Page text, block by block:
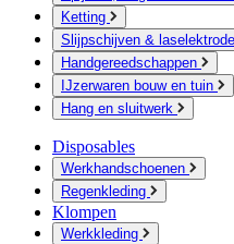
Ketting
Slijpschijven &
Handgereedschappen
IJzerwaren bouw en tuin
Hang en sluitwerk
Disposables
Werkhandschoenen
Regenkleding
Klompen
Werkkleding